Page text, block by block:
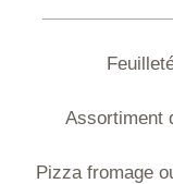
Assortiment
Pizza fromage